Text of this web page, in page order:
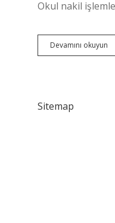
Okul nakil
Devamını okuyun
Sitemap